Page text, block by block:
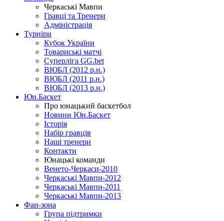
Черкаські Мавпи
Гравці та Тренери
Адміністрація
Турніри
Кубок України
Товариські матчі
Суперліга GG.bet
ВЮБЛ (2012 р.н.)
ВЮБЛ (2011 р.н.)
ВЮБЛ (2013 р.н.)
Юн.Баскет
Про юнацький баскетбол
Новини Юн.Баскет
Історія
Набір гравців
Наші тренери
Контакти
Юнацькі команди
Венето-Черкаси-2010
Черкаські Мавпи-2012
Черкаські Мавпи-2011
Черкаські Мавпи-2013
Фан-зона
Група підтримки